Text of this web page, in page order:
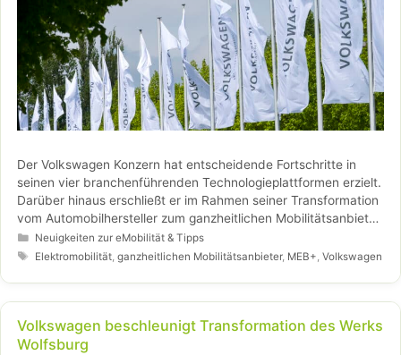
Der Volkswagen Konzern hat entscheidende Fortschritte in
seinen vier branchenführenden Technologieplattformen erzielt.
Darüber hinaus erschließt er im Rahmen seiner Transformation
vom Automobilhersteller zum ganzheitlichen Mobilitätsanbieter
hochattraktive zusätzliche Ertragsquellen, indem er sein
Geschäft mit nachhaltiger Mobilität weiter ausbaut.
Kategorien
Neuigkeiten zur eMobilität & Tipps
Schlagwörter
Elektromobilität,ganzheitlichen Mobilitätsanbieter, MEB+,Volkswagen
Volkswagen beschleunigt Transformation des Werks
Wolfsburg